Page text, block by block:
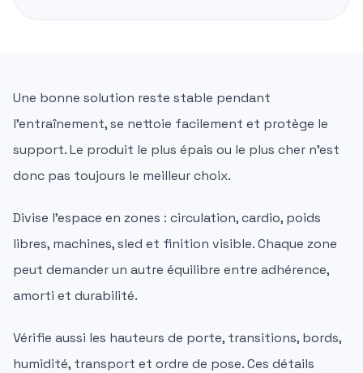
Une bonne solution reste stable pendant
l'entraînement, se nettoie facilement et protège le
support. Le produit le plus épais ou le plus cher n'est
donc pas toujours le meilleur choix.
Divise l'espace en zones : circulation, cardio, poids
libres, machines, sled et finition visible. Chaque zone
peut demander un autre équilibre entre adhérence,
amorti et durabilité.
Vérifie aussi les hauteurs de porte, transitions, bords,
humidité, transport et ordre de pose. Ces détails